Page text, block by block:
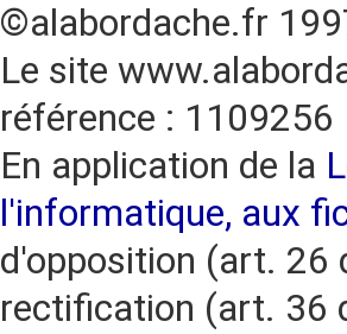
©alabordache.fr
Le site
référence : 1109256
En application de la
l'informatique, aux
d'opposition (art. 26
rectification (art. 36